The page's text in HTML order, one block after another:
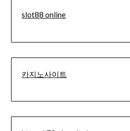
slot88 online
카지노사이트